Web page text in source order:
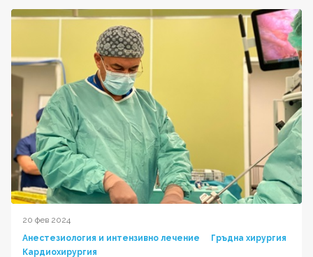
20 фев 2024
Анестезиология и интензивно лечение
Гръдна хирургия
Кардиохирургия